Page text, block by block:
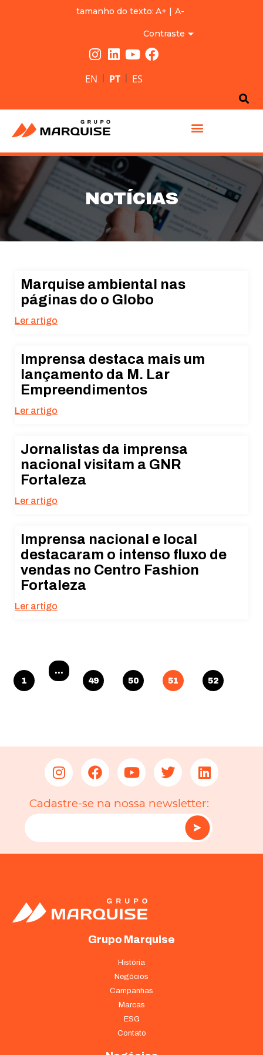
tamanho do texto: A+ | A-
Contraste
EN | PT | ES
NOTÍCIAS
Marquise ambiental nas
páginas do o Globo
Ler artigo
Imprensa destaca mais um
lançamento da M. Lar
Empreendimentos
Ler artigo
Jornalistas da imprensa
nacional visitam a GNR
Fortaleza
Ler artigo
Imprensa nacional e local
destacaram o intenso fluxo de
vendas no Centro Fashion
Fortaleza
Ler artigo
1
…
49
50 51 52
Cadastre-se na nossa newsletter:
Grupo Marquise
História
Negócios
Campanhas
Marcas
ESG
Contato